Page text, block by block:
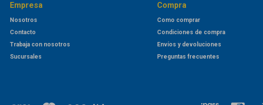
Empresa
Nosotros
Contacto
Trabaja con nosotros
Sucursales
Compra
Como comprar
Condiciones de compra
Envíos y devoluciones
Preguntas frecuentes